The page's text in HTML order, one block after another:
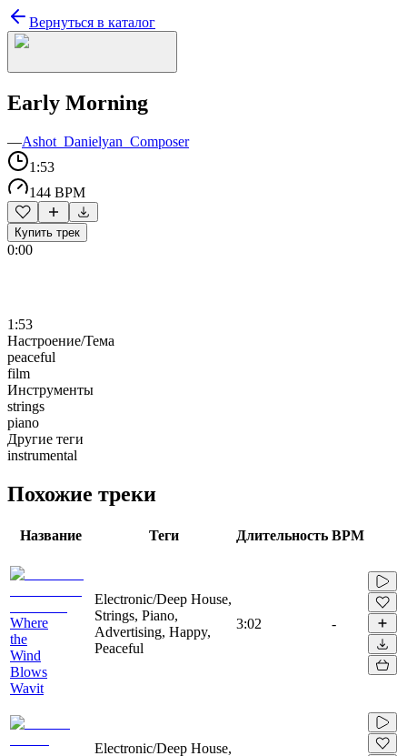
Вернуться в каталог
Early Morning
—Ashot_Danielyan_Composer
1:53
144 BPM
Купить трек
0:00
1:53
Настроение/Тема
peaceful
film
Инструменты
strings
piano
Другие теги
instrumental
Похожие треки
Название Теги Длительность BPM
Where
the
Wind
Blows
Wavit
Electronic/Deep House,
Strings, Piano,
Advertising, Happy,
Peaceful
3:02 -
Electronic/Deep House,